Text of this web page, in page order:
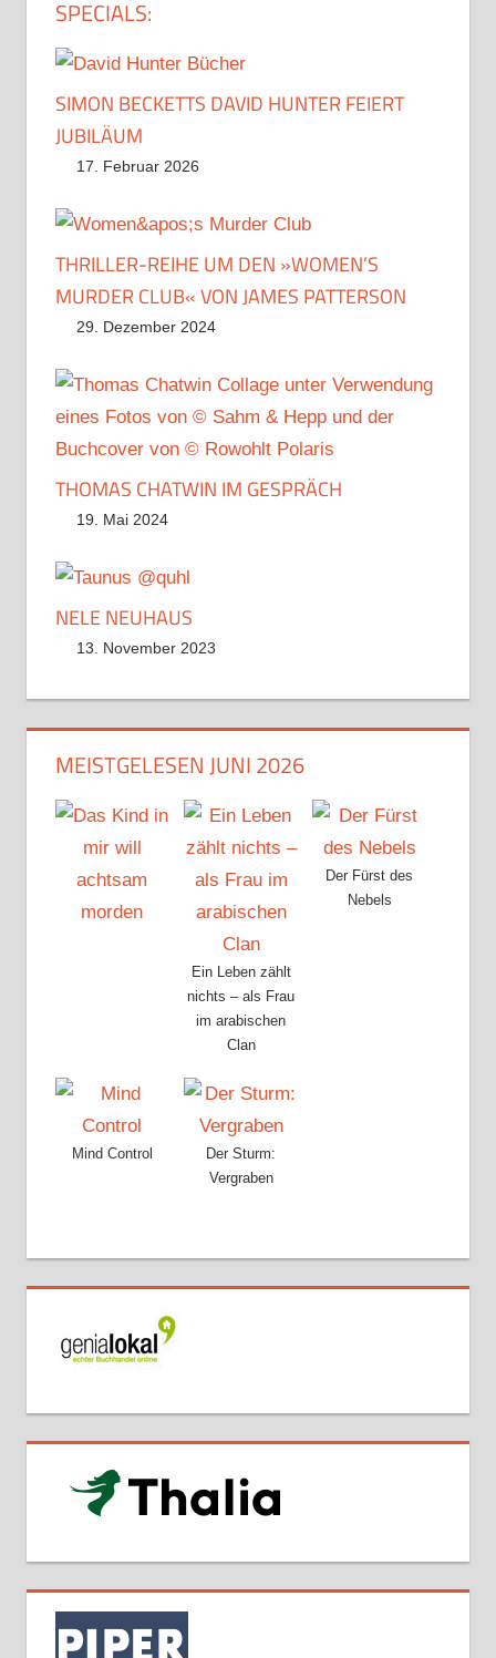
SPECIALS:
SIMON BECKETTS DAVID HUNTER FEIERT
JUBILÄUM
17. Februar 2026
THRILLER-REIHE UM DEN »WOMEN’S
MURDER CLUB« VON JAMES PATTERSON
29. Dezember 2024
THOMAS CHATWIN IM GESPRÄCH
19. Mai 2024
NELE NEUHAUS
13. November 2023
MEISTGELESEN JUNI 2026
Ein Leben zählt
nichts – als Frau
im arabischen
Clan
Der Fürst des
Nebels
Mind Control
Der Sturm:
Vergraben